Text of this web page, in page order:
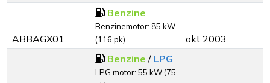
ABBAGX01
Benzine
Benzinemotor: 85 kW
(116 pk)
okt 2003
Benzine / LPG
LPG motor: 55 kW (75